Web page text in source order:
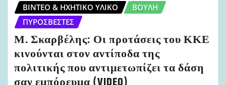
ΒΊΝΤΕΟ & ΗΧΗΤΙΚΌ ΥΛΙΚΌ
ΒΟΥΛΉ
ΠΥΡΟΣΒΈΣΤΕΣ
Μ. Σκαρβέλης: Οι προτάσεις του ΚΚΕ
κινούνται στον αντίποδα της
πολιτικής που αντιμετωπίζει τα δάση